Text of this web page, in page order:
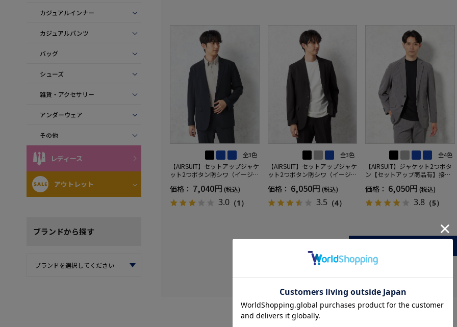
カジュアルインナー
カジュアルパンツ
バッグ
シューズ
雑貨・アクセサリー
アンダーウェア
その他
レディース
アウトレット
ブランドから探す
全3色
【AIRSUIT】セットアップジャケ
ット2つボタン防シワ（イージー
UVカット春夏
価格： 7,040円 (税込)
3.0 （1）
全3色
【AIRSUIT】セットアップジャケ
ット2つボタン防シワ（イージー
UVカット
価格： 6,050円 (税込)
3.5（4）
全4色
【AIRSUIT】ジャケット2つボタ
ン【セットアップ商品有】接触
価格： 6,050円 (税込)
3.8 （5）